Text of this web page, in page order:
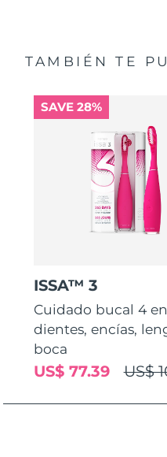
TAMBIÉN TE
SAVE 28%
ISSA™ 3
Cuidado bucal 4 en
dientes, encías,
boca
US$
US$ 77.39